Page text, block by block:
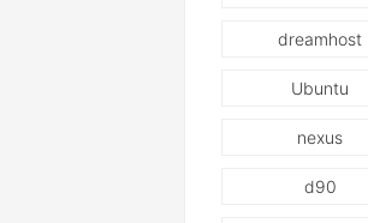
dreamhost
Ubuntu
nexus
d90